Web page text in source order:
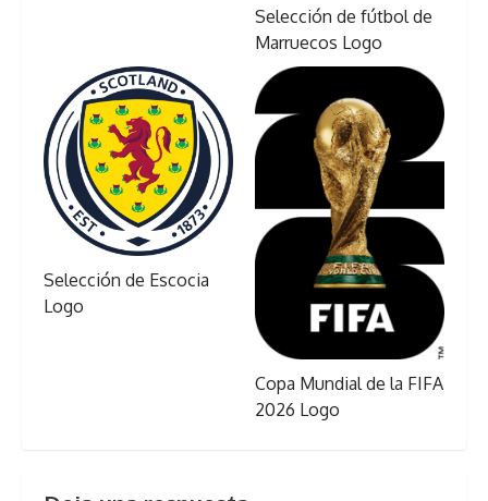
Selección de fútbol de
Marruecos Logo
Selección de Escocia
Logo
Copa Mundial de la FIFA
2026 Logo